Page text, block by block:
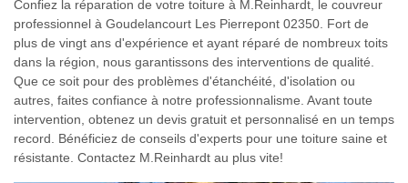
Confiez la réparation de votre toiture à M.Reinhardt, le couvreur
professionnel à Goudelancourt Les Pierrepont 02350. Fort de
plus de vingt ans d'expérience et ayant réparé de nombreux toits
dans la région, nous garantissons des interventions de qualité.
Que ce soit pour des problèmes d'étanchéité, d'isolation ou
autres, faites confiance à notre professionnalisme. Avant toute
intervention, obtenez un devis gratuit et personnalisé en un temps
record. Bénéficiez de conseils d'experts pour une toiture saine et
résistante. Contactez M.Reinhardt au plus vite!